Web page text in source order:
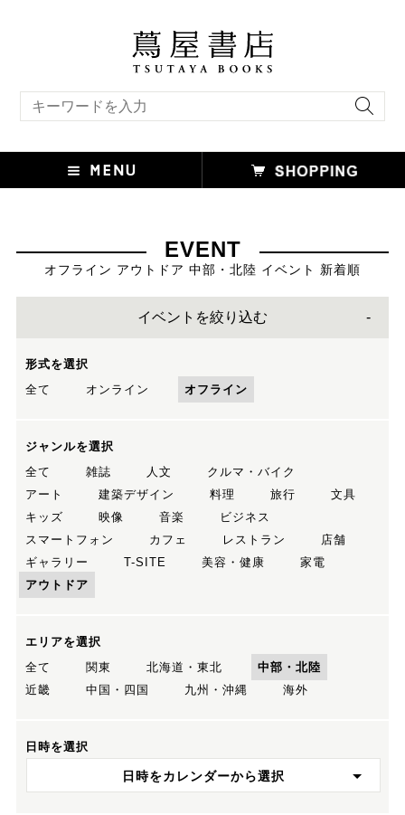
EVENT
オフライン アウトドア 中部・北陸 イベント 新着順
イベントを絞り込む
形式を選択
全て
オンライン オフライン
ジャンルを選択
全て
雑誌 人文
クルマ・バイク
アート
建築デザイン 料理 旅行
文具
キッズ
映像 音楽
ビジネス
スマートフォン
カフェ レストラン
店舗
ギャラリー
T-SITE 美容・健康
家電
アウトドア
エリアを選択
全て
関東 北海道・東北
中部・北陸
近畿
中国・四国 九州・沖縄 海外
日時を選択
日時をカレンダーから選択